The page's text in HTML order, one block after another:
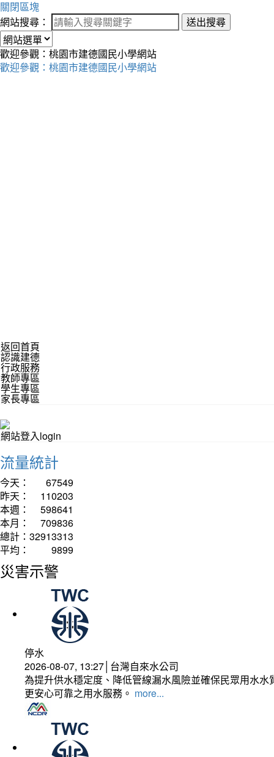
關閉區塊
網站搜尋：
送出搜尋
歡迎參觀：桃園市建德國民小學網站
歡迎參觀：桃園市建德國民小學網站
返回首頁
認識建德
行政服務
教師專區
學生專區
家長專區
網站登入login
流量統計
今天：
67549
昨天：
110203
本週：
598641
本月：
709836
總計： 32913313
平均：
9899
災害示警
停水
2026-08-07, 13:27│台灣自來水公司
為提升供水穩定度、降低管線漏水風險並確保民眾用水
更安心可靠之用水服務。 more...